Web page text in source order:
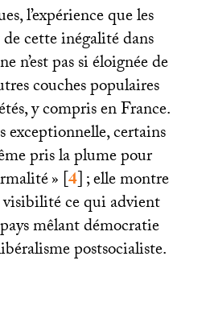
l’expérience que les
de cette inégalité dans
n’est pas si éloignée de
couches populaires
y compris en France.
exceptionnelle, certains
pris la plume pour
»[4]; elle montre
visibilité ce qui advient
mêlant démocratie
postsocialiste.